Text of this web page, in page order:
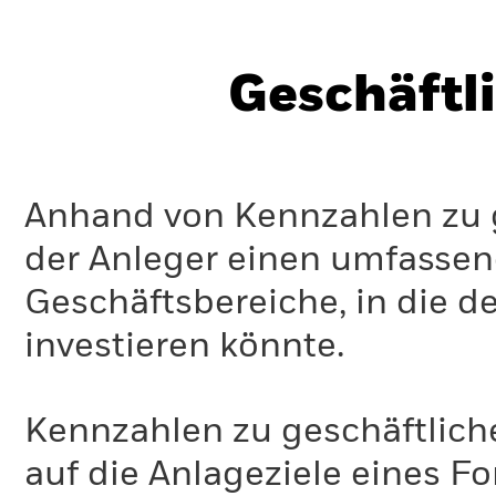
in das Modell eingegebenen Daten nur bedingt
nach Datenanbieter deutliche Abweichungen geben. So
Emissionsbereiche (Scopes) berücksichtigt oder die
Anhand von Kennzahlen
der Anleger einen
Geschäftsbereiche, in die
investieren könnte.
Kennzahlen zu
auf die Anlageziele eines